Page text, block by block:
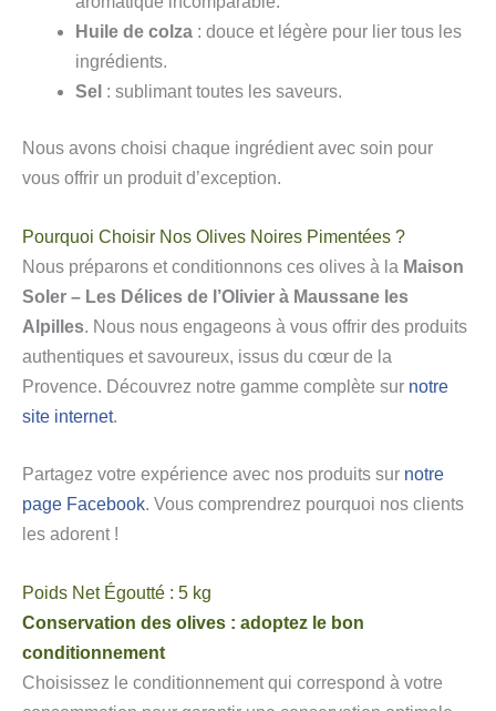
Huile de colza : douce et légère pour lier tous les
ingrédients.
Sel : sublimant toutes les saveurs.
Nous avons choisi chaque ingrédient avec soin pour
vous offrir un produit d’exception.
Pourquoi Choisir Nos Olives Noires Pimentées ?
Nous préparons et conditionnons ces olives à la Maison
Soler – Les Délices de l’Olivier à Maussane les
Alpilles. Nous nous engageons à vous offrir des produits
authentiques et savoureux, issus du cœur de la
Provence. Découvrez notre gamme complète sur notre
site internet.
Partagez votre expérience avec nos produits sur notre
page Facebook. Vous comprendrez pourquoi nos clients
les adorent !
Poids Net Égoutté : 5 kg
Conservation des olives : adoptez le bon
conditionnement
Choisissez le conditionnement qui correspond à votre